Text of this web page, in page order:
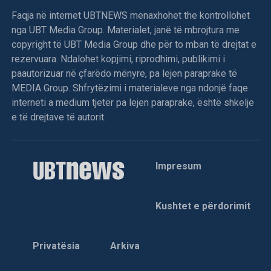
Vushtrri: Gjatë sulmit serb në Pantinë u vra Jeton
Tërstena (24)
Forca të ushtrisë serbe granatuan sot fshatin Pantinë të
Vushtrrisë.
tjerë, jeta e të cilëve nuk është në rrezik.
Frashër. Varrimi i Jeton Tërstenës bëhet sot në orën 18 në
Faqja në internet UBTNEWS menaxhohet the kontrollohet
nga UBT Media Group. Materialet, janë të mbrojtura me
copyright të UBT Media Group dhe për to mban të drejtat e
rezervuara. Ndalohet kopjimi, riprodhimi, publikimi i
paautorizuar në çfarëdo mënyre, pa lejen paraprake të
MEDIA Group. Shfrytëzimi i materialeve nga ndonjë faqe
interneti a medium tjetër pa lejen paraprake, është shkelje
e të drejtave të autorit.
Impresum
Kushtet e përdorimit
Privatësia Arkiva